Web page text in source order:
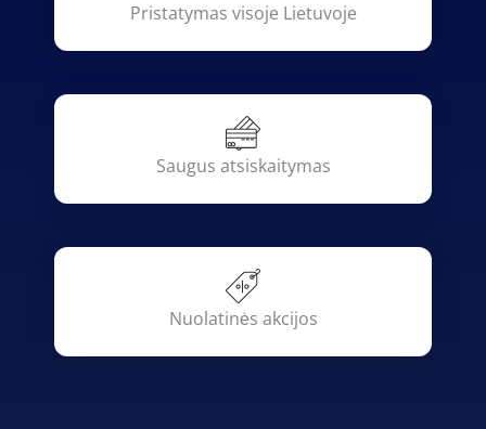
Pristatymas visoje Lietuvoje
Saugus atsiskaitymas
Nuolatinės akcijos